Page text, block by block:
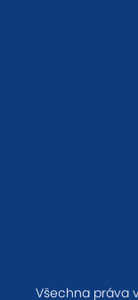
Všechna práva